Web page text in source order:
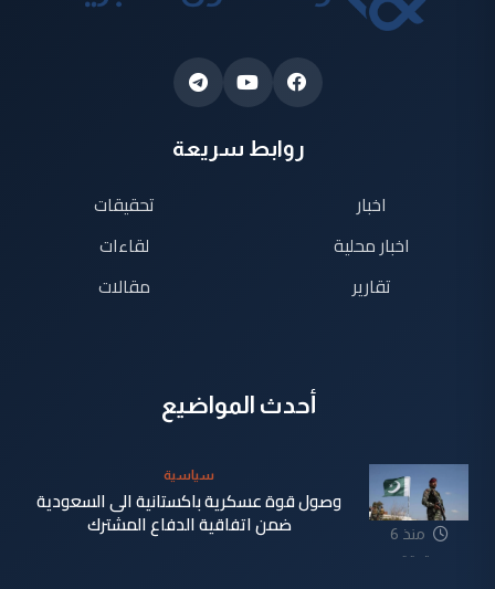
روابط سريعة
اخبار
اخبار محلية
تقارير
تحقيقات
لقاءات
مقالات
أحدث المواضيع
منذ 6
دقيقة
سياسية
وصول قوة عسكرية باكستانية الى السعودية
ضمن اتفاقية الدفاع المشترك